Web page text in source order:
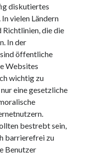
diskutiertes
vielen Ländern
die die
In der
öffentliche
Websites
wichtig zu
eine gesetzliche
bestrebt sein,
barrierefrei zu
Benutzer